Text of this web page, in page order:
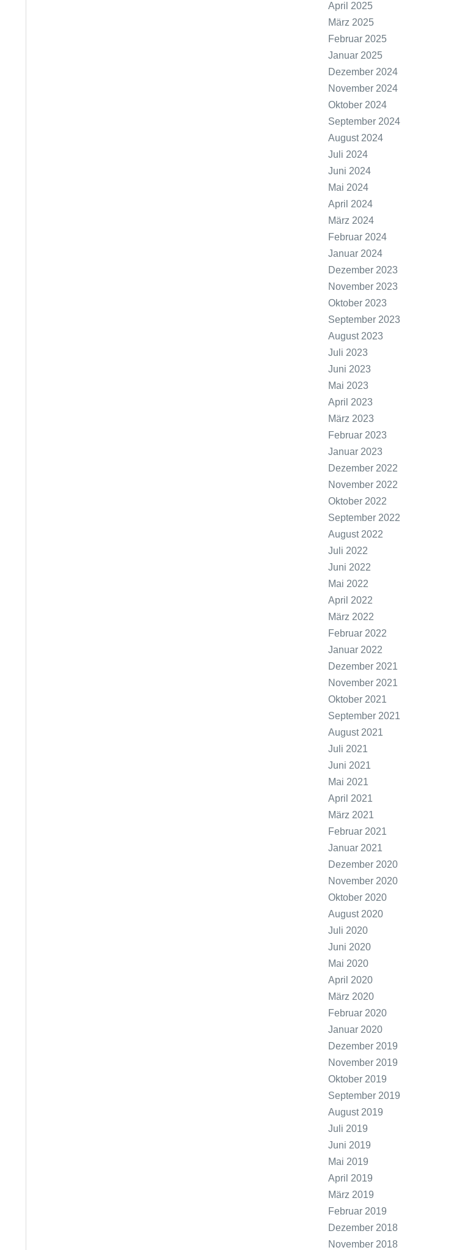
April 2025
März 2025
Februar 2025
Januar 2025
Dezember 2024
November 2024
Oktober 2024
September 2024
August 2024
Juli 2024
Juni 2024
Mai 2024
April 2024
März 2024
Februar 2024
Januar 2024
Dezember 2023
November 2023
Oktober 2023
September 2023
August 2023
Juli 2023
Juni 2023
Mai 2023
April 2023
März 2023
Februar 2023
Januar 2023
Dezember 2022
November 2022
Oktober 2022
September 2022
August 2022
Juli 2022
Juni 2022
Mai 2022
April 2022
März 2022
Februar 2022
Januar 2022
Dezember 2021
November 2021
Oktober 2021
September 2021
August 2021
Juli 2021
Juni 2021
Mai 2021
April 2021
März 2021
Februar 2021
Januar 2021
Dezember 2020
November 2020
Oktober 2020
August 2020
Juli 2020
Juni 2020
Mai 2020
April 2020
März 2020
Februar 2020
Januar 2020
Dezember 2019
November 2019
Oktober 2019
September 2019
August 2019
Juli 2019
Juni 2019
Mai 2019
April 2019
März 2019
Februar 2019
Dezember 2018
November 2018